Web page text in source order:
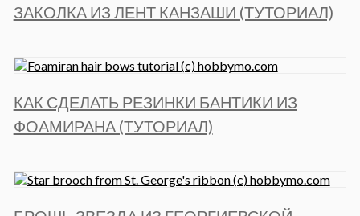
ЗАКОЛКА ИЗ ЛЕНТ КАНЗАШИ (ТУТОРИАЛ)
КАК СДЕЛАТЬ РЕЗИНКИ БАНТИКИ ИЗ
ФОАМИРАНА (ТУТОРИАЛ)